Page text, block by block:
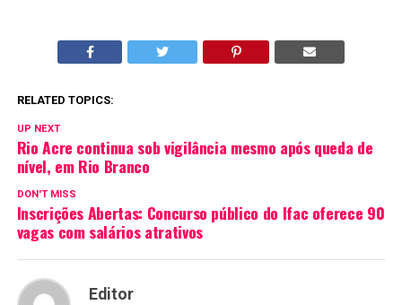
RELATED TOPICS:
UP NEXT
Rio Acre continua sob vigilância mesmo após queda de
nível, em Rio Branco
DON'T MISS
Inscrições Abertas: Concurso público do Ifac oferece 90
vagas com salários atrativos
Editor